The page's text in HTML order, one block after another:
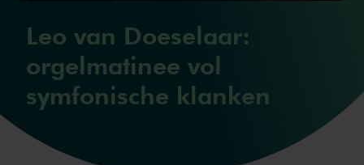
Leo van Doeselaar:
orgelmatinee vol
symfonische klanken